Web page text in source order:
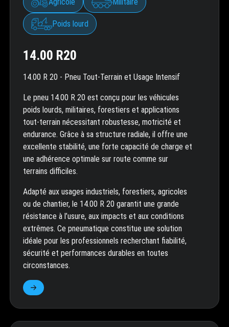
Poids lourd
14.00 R20
14.00 R 20 - Pneu Tout-Terrain et Usage Intensif
Le pneu 14.00 R 20 est conçu pour les véhicules
poids lourds, militaires, forestiers et applications
tout-terrain nécessitant robustesse, motricité et
endurance. Grâce à sa structure radiale, il offre une
excellente stabilité, une forte capacité de charge et
une adhérence optimale sur route comme sur
terrains difficiles.
Adapté aux usages industriels, forestiers, agricoles
ou de chantier, le 14.00 R 20 garantit une grande
résistance à l’usure, aux impacts et aux conditions
extrêmes. Ce pneumatique constitue une solution
idéale pour les professionnels recherchant fiabilité,
sécurité et performances durables en toutes
circonstances.